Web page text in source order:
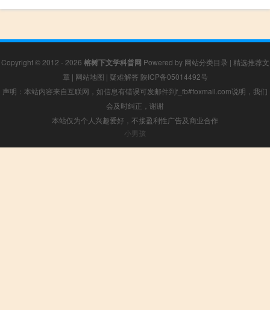
Copyright © 2012 - 2026 榕树下文学科普网 Powered by 网站分类目录 | 精选推荐文
章 | 网站地图 | 疑难解答 陕ICP备05014492号
声明：本站内容来自互联网，如信息有错误可发邮件到f_fb#foxmail.com说明，我们
会及时纠正，谢谢
本站仅为个人兴趣爱好，不接盈利性广告及商业合作
小男孩